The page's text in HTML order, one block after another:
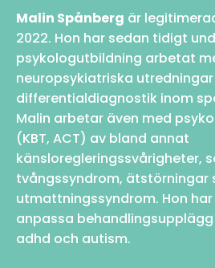
Malin Spånberg är
2022. Hon har sedan tidigt
psykologutbildning arbetat
neuropsykiatriska
differentialdiagnostik inom
Malin arbetar även med
(KBT, ACT) av bland annat
känsloregleringssvårigheter,
tvångssyndrom, ätstörningar
utmattningssyndrom. Hon
anpassa
adhd och autism.